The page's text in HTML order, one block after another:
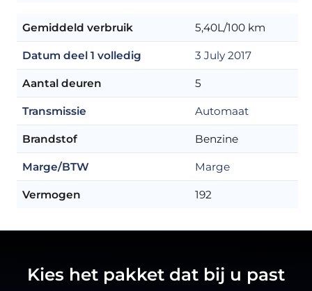
Gemiddeld verbruik 5,40L/100 km
Datum deel 1 volledig 3 July 2017
Aantal deuren 5
Transmissie Automaat
Brandstof Benzine
Marge/BTW Marge
Vermogen 192
Kies het pakket dat bij u past